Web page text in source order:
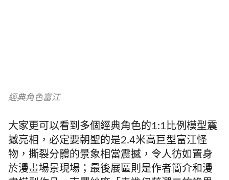
經典角色富江
大家更可以看到多個經典角色的1:1比例模型震
撼亮相，必定要朝聖的是2.4米高巨型富江怪
物，撕裂分體的景象相當震撼，令人彷如置身
於漫畫場景現場；最後展區則是作者簡介和漫